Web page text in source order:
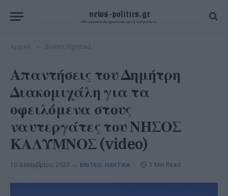
Αρχική Βίντεο, Ηχητικά
Απαντήσεις του Δημήτρη
Διακομιχάλη για τα
οφειλόμενα στους
ναυτεργάτες του ΝΗΣΟΣ
ΚΑΛΥΜΝΟΣ (video)
10 Δεκεμβρίου 2023 ΒΊΝΤΕΟ, ΗΧΗΤΙΚΆ 1 Min Read